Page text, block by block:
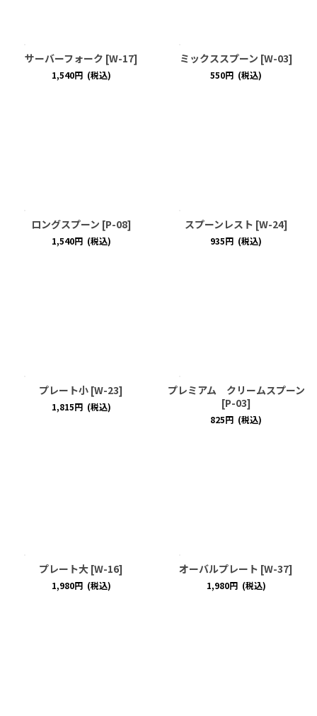
サーバーフォーク [W-17]
1,540円 (税込)
ミックススプーン [W-03]
550円 (税込)
ロングスプーン [P-08]
1,540円 (税込)
スプーンレスト [W-24]
935円 (税込)
プレート小 [W-23]
1,815円 (税込)
プレミアム クリームスプーン
[P-03]
825円 (税込)
プレート大 [W-16]
1,980円 (税込)
オーバルプレート [W-37]
1,980円 (税込)